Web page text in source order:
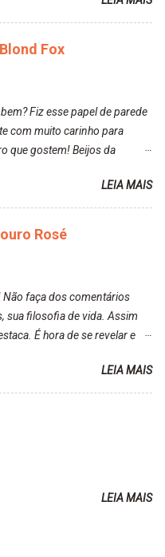
da limpeza. Ficou
é lindaaaaa" Para quem
é um p...
Fox
Fiz esse papel de parede
com muito carinho para
que gostem! Beijos da
LEIA MAIS
Rosé
Não faça dos comentários
sua filosofia de vida. Assim
É hora de se revelar e
para ser mais você Loiro Rosé
no cabelo, retirei o excesso
que os fios estavam
LEIA MAIS
LEIA MAIS